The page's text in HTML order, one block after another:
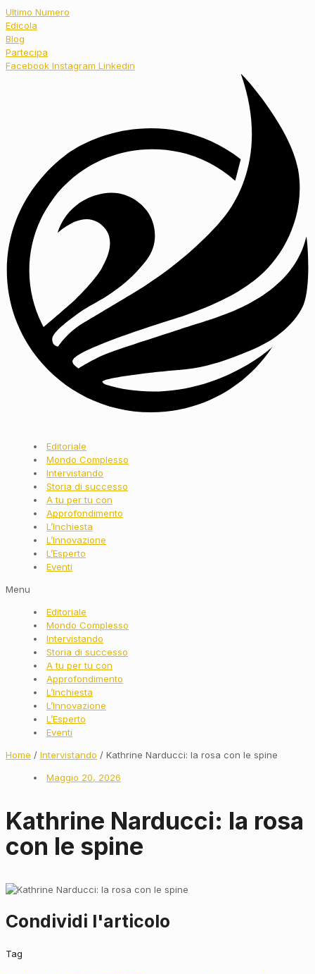
Ultimo Numero
Edicola
Blog
Partecipa
Facebook Instagram Linkedin
Editoriale
Mondo Complesso
Intervistando
Storia di successo
A tu per tu con
Approfondimento
L’Inchiesta
L’Innovazione
L’Esperto
Eventi
Menu
Editoriale
Mondo Complesso
Intervistando
Storia di successo
A tu per tu con
Approfondimento
L’Inchiesta
L’Innovazione
L’Esperto
Eventi
Home / Intervistando / Kathrine Narducci: la rosa con le spine
Maggio 20, 2026
Kathrine Narducci: la rosa
con le spine
Condividi l'articolo
Tag